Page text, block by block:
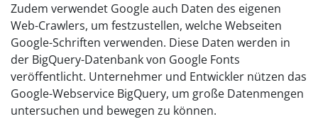
Zudem verwendet Google auch Daten des eigenen
Web-Crawlers, um festzustellen, welche Webseiten
Google-Schriften verwenden. Diese Daten werden in
der BigQuery-Datenbank von Google Fonts
veröffentlicht. Unternehmer und Entwickler nützen das
Google-Webservice BigQuery, um große Datenmengen
untersuchen und bewegen zu können.